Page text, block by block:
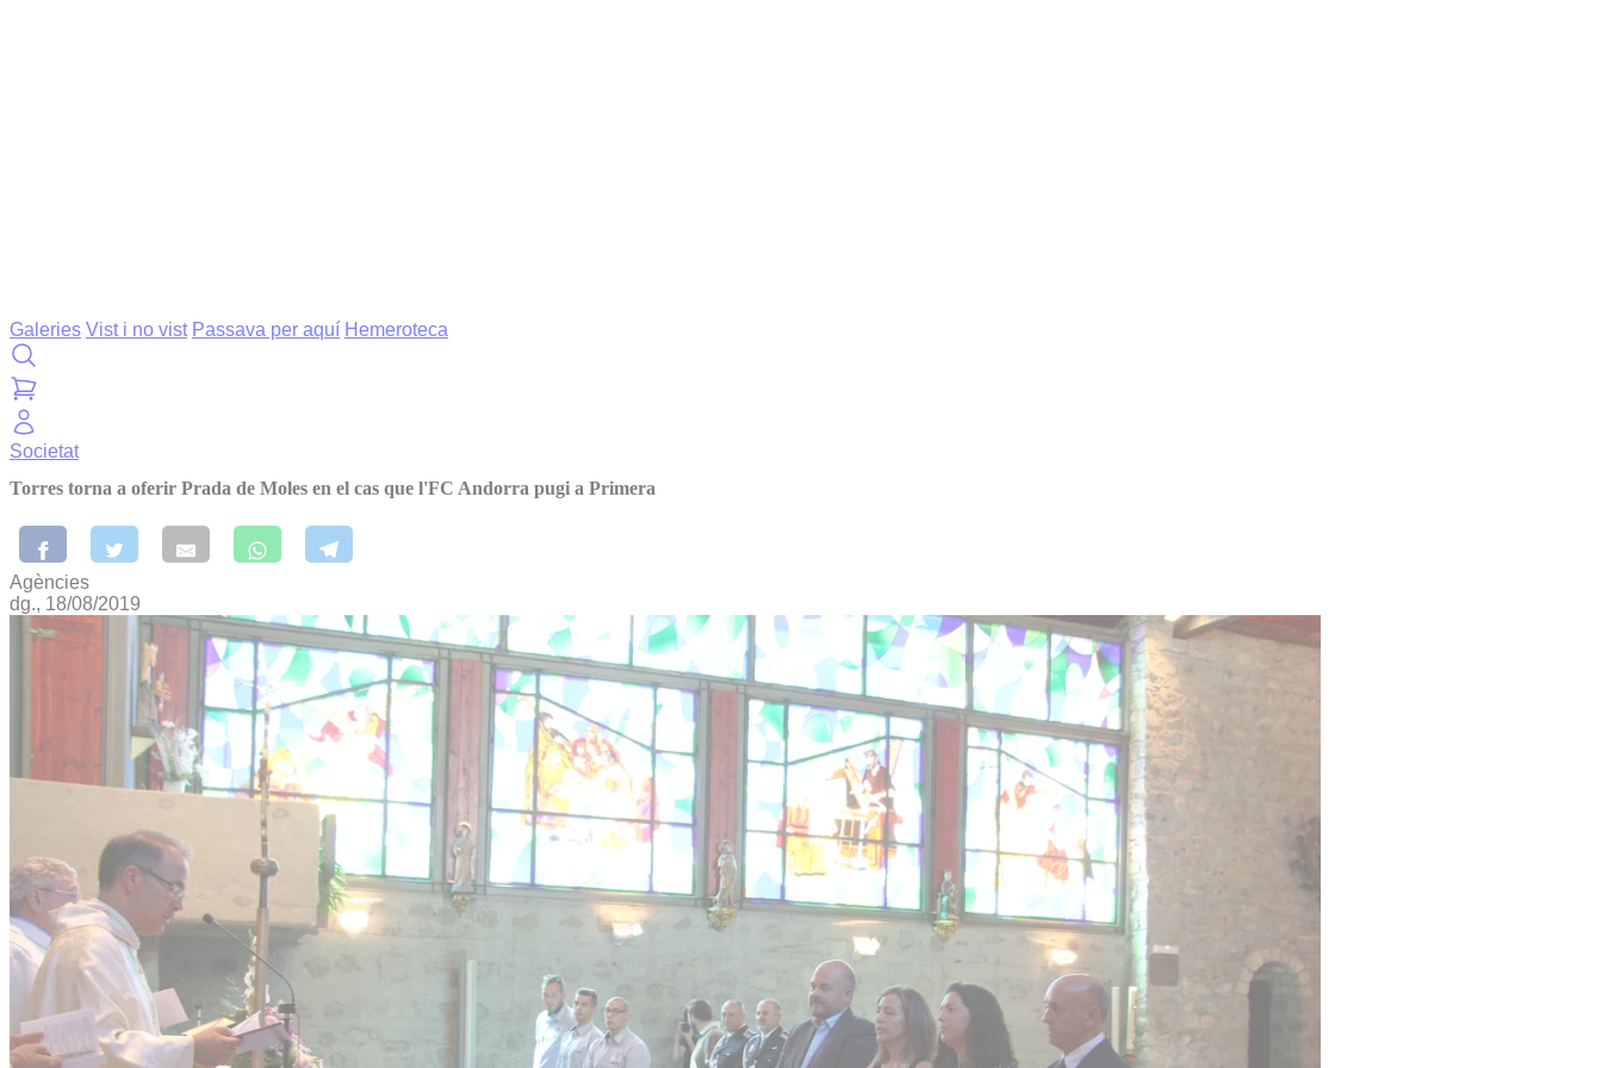
Galeries Vist i no vist Passava per aquí Hemeroteca
Societat
Torres torna a oferir Prada de Moles en el cas que l'FC Andorra pugi a Primera
Agències
dg., 18/08/2019